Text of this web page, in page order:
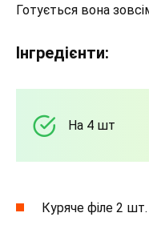
Готується вона
Інгредієнти:
На 4 шт
Куряче філе 2 шт.